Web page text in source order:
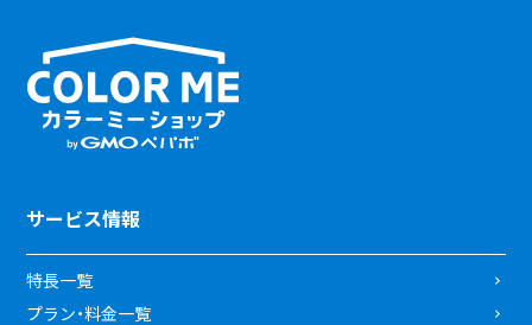
サービス情報
特長一覧
プラン・料金一覧